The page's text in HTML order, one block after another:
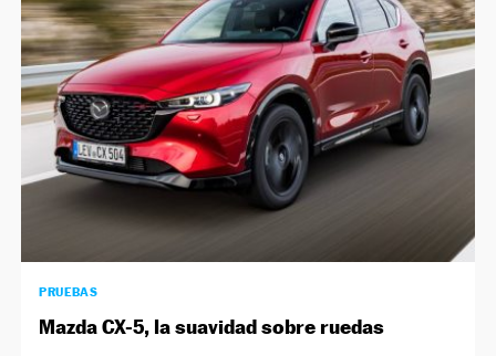
PRUEBAS
Mazda CX-5, la suavidad sobre ruedas